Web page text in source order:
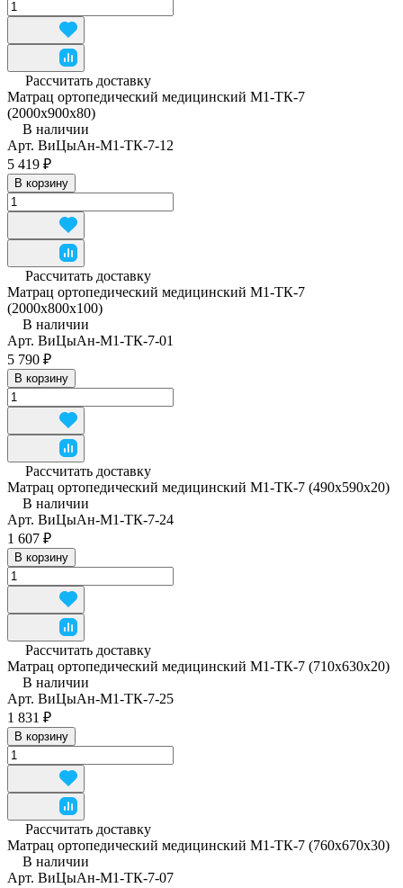
Рассчитать доставку
Матрац ортопедический медицинский М1-ТК-7
(2000x900x80)
В наличии
Арт. ВиЦыАн-М1-ТК-7-12
5 419 ₽
В корзину
Рассчитать доставку
Матрац ортопедический медицинский М1-ТК-7
(2000х800х100)
В наличии
Арт. ВиЦыАн-М1-ТК-7-01
5 790 ₽
В корзину
Рассчитать доставку
Матрац ортопедический медицинский М1-ТК-7 (490x590x20)
В наличии
Арт. ВиЦыАн-М1-ТК-7-24
1 607 ₽
В корзину
Рассчитать доставку
Матрац ортопедический медицинский М1-ТК-7 (710x630x20)
В наличии
Арт. ВиЦыАн-М1-ТК-7-25
1 831 ₽
В корзину
Рассчитать доставку
Матрац ортопедический медицинский М1-ТК-7 (760x670x30)
В наличии
Арт. ВиЦыАн-М1-ТК-7-07